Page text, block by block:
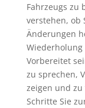
Fahrzeugs zu
verstehen, ob
Änderungen
Vorbereitet
zu sprechen,
zeigen und
Schritte Sie